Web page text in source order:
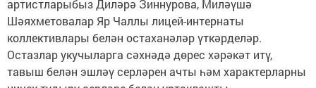
артистларыбыз Диләрә Зиннурова, Миләүшә
Шәяхметовалар Яр Чаллы лицей-интернаты
коллективлары белән остаханәләр үткәрделәр.
Остазлар укучыларга сәхнәдә дөрес хәрәкәт итү,
тавыш белән эшләү серләрен ачты һәм характерларны